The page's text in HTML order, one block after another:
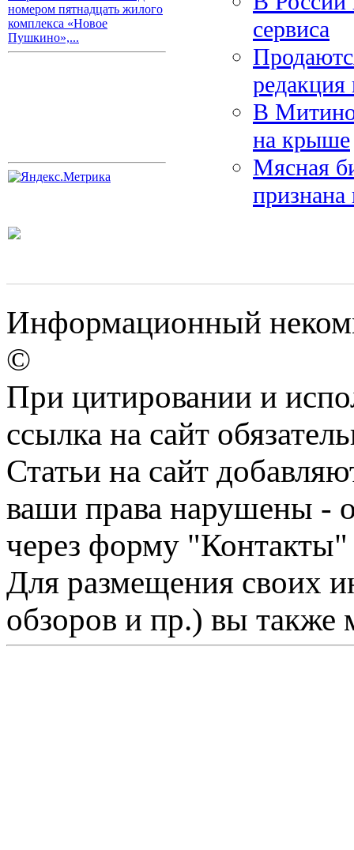
номером пятнадцать жилого
комплекса «Новое
Пушкино»,...
сервиса
редакция
В Митино
на крыше
Мясная
Информационный
©
При цитировании и
ссылка на сайт
Статьи на сайт
ваши права нарушены -
через форму "Контакты"
Для размещения своих
обзоров и пр.) вы также